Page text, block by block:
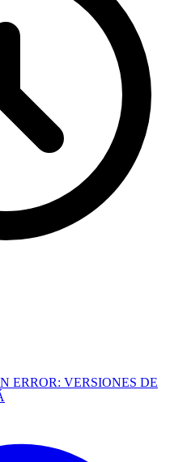
ERROR: VERSIONES DE